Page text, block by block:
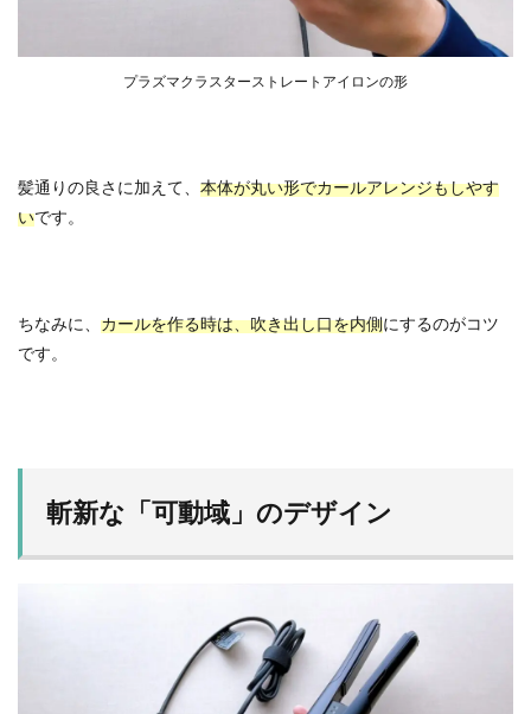
プラズマクラスターストレートアイロンの形
髪通りの良さに加えて、 本体が丸い形でカールアレンジもしやす
いです。
ちなみに、 カールを作る時は、吹き出し口を内側にするのがコツ
です。
斬新な「可動域」のデザイン